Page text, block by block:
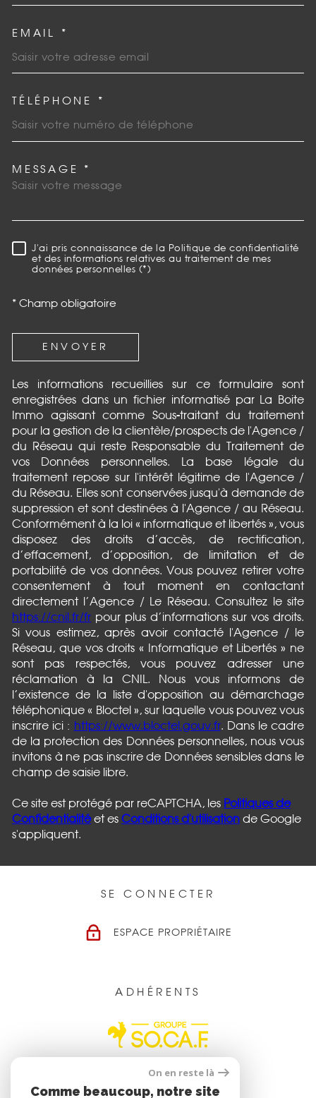
EMAIL *
TÉLÉPHONE *
MESSAGE *
RÈGLEMENTATION
J'ai pris connaissance de la Politique de confidentialité
et des informations relatives au traitement de mes
données personnelles (*)
* Champ obligatoire
ENVOYER
Les informations recueillies sur ce formulaire sont
enregistrées dans un fichier informatisé par La Boite
Immo agissant comme Sous-traitant du traitement
pour la gestion de la clientèle/prospects de l'Agence /
du Réseau qui reste Responsable du Traitement de
vos Données personnelles. La base légale du
traitement repose sur l'intérêt légitime de l'Agence /
du Réseau. Elles sont conservées jusqu'à demande de
suppression et sont destinées à l'Agence / au Réseau.
Conformément à la loi « informatique et libertés », vous
disposez des droits d’accès, de rectification,
d’effacement, d’opposition, de limitation et de
portabilité de vos données. Vous pouvez retirer votre
consentement à tout moment en contactant
directement l’Agence / Le Réseau. Consultez le site
https://cnil.fr/fr pour plus d’informations sur vos droits.
Si vous estimez, après avoir contacté l'Agence / le
Réseau, que vos droits « Informatique et Libertés » ne
sont pas respectés, vous pouvez adresser une
réclamation à la CNIL. Nous vous informons de
l’existence de la liste d'opposition au démarchage
téléphonique « Bloctel », sur laquelle vous pouvez vous
inscrire ici : https://www.bloctel.gouv.fr. Dans le cadre
de la protection des Données personnelles, nous vous
invitons à ne pas inscrire de Données sensibles dans le
champ de saisie libre.
Ce site est protégé par reCAPTCHA, les Politiques de
Confidentialitéet es Conditions d'utilisation de Google
s'appliquent.
SE CONNECTER
ESPACE PROPRIÉTAIRE
ADHÉRENTS
On en reste là
Comme beaucoup, notre site